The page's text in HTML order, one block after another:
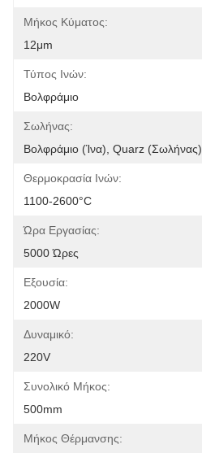
Μήκος Κύματος:
12μm
Τύπος Ινών:
Βολφράμιο
Σωλήνας:
Βολφράμιο (ίνα), Quarz (σωλήνας)
Θερμοκρασία Ινών:
1100-2600°C
Ώρα Εργασίας:
5000 Ώρες
Εξουσία:
2000W
Δυναμικό:
220V
Συνολικό Μήκος:
500mm
Μήκος Θέρμανσης: